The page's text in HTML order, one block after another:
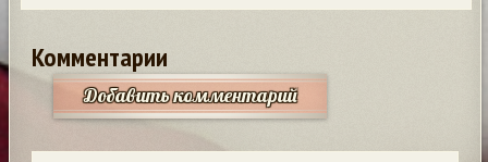
Комментарии
Добавить комментарий